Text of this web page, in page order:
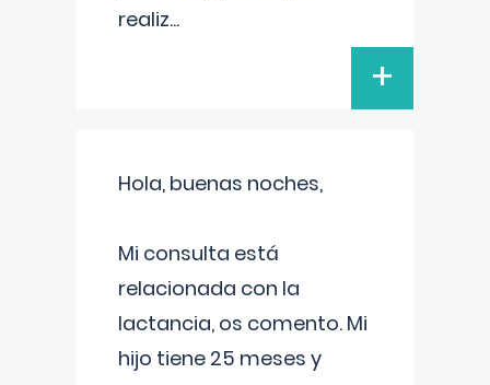
realiz...
+
Hola, buenas noches,
Mi consulta está
relacionada con la
lactancia, os comento. Mi
hijo tiene 25 meses y